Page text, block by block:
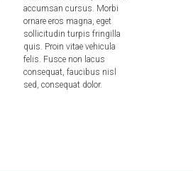
accumsan cursus. Morbi
ornare eros magna, eget
sollicitudin turpis fringilla
quis. Proin vitae vehicula
felis. Fusce non lacus
consequat, faucibus nisl
sed, consequat dolor.